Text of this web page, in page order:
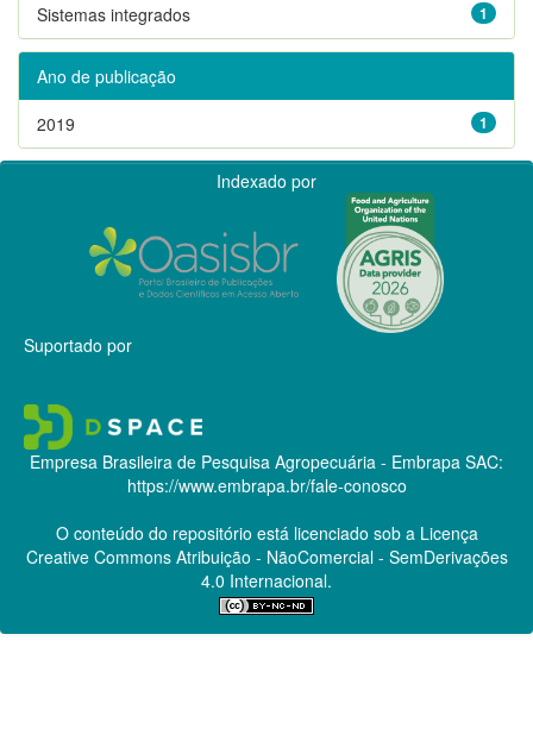
1
Sistemas integrados
Ano de publicação
1
2019
Indexado por
Suportado por
Empresa Brasileira de Pesquisa Agropecuária - Embrapa SAC:
https://www.embrapa.br/fale-conosco
O conteúdo do repositório está licenciado sob a Licença
Creative CommonsAtribuição - NãoComercial - SemDerivações
4.0 Internacional.